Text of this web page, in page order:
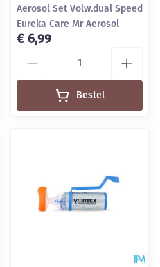
Aerosol Set Volw.dual Speed
Eureka Care Mr Aerosol
€ 6,99
Bestel